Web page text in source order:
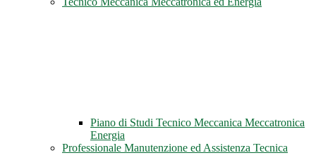
Piano di Studi Tecnico Meccanica Meccatronica
Energia
Professionale Manutenzione ed Assistenza Tecnica